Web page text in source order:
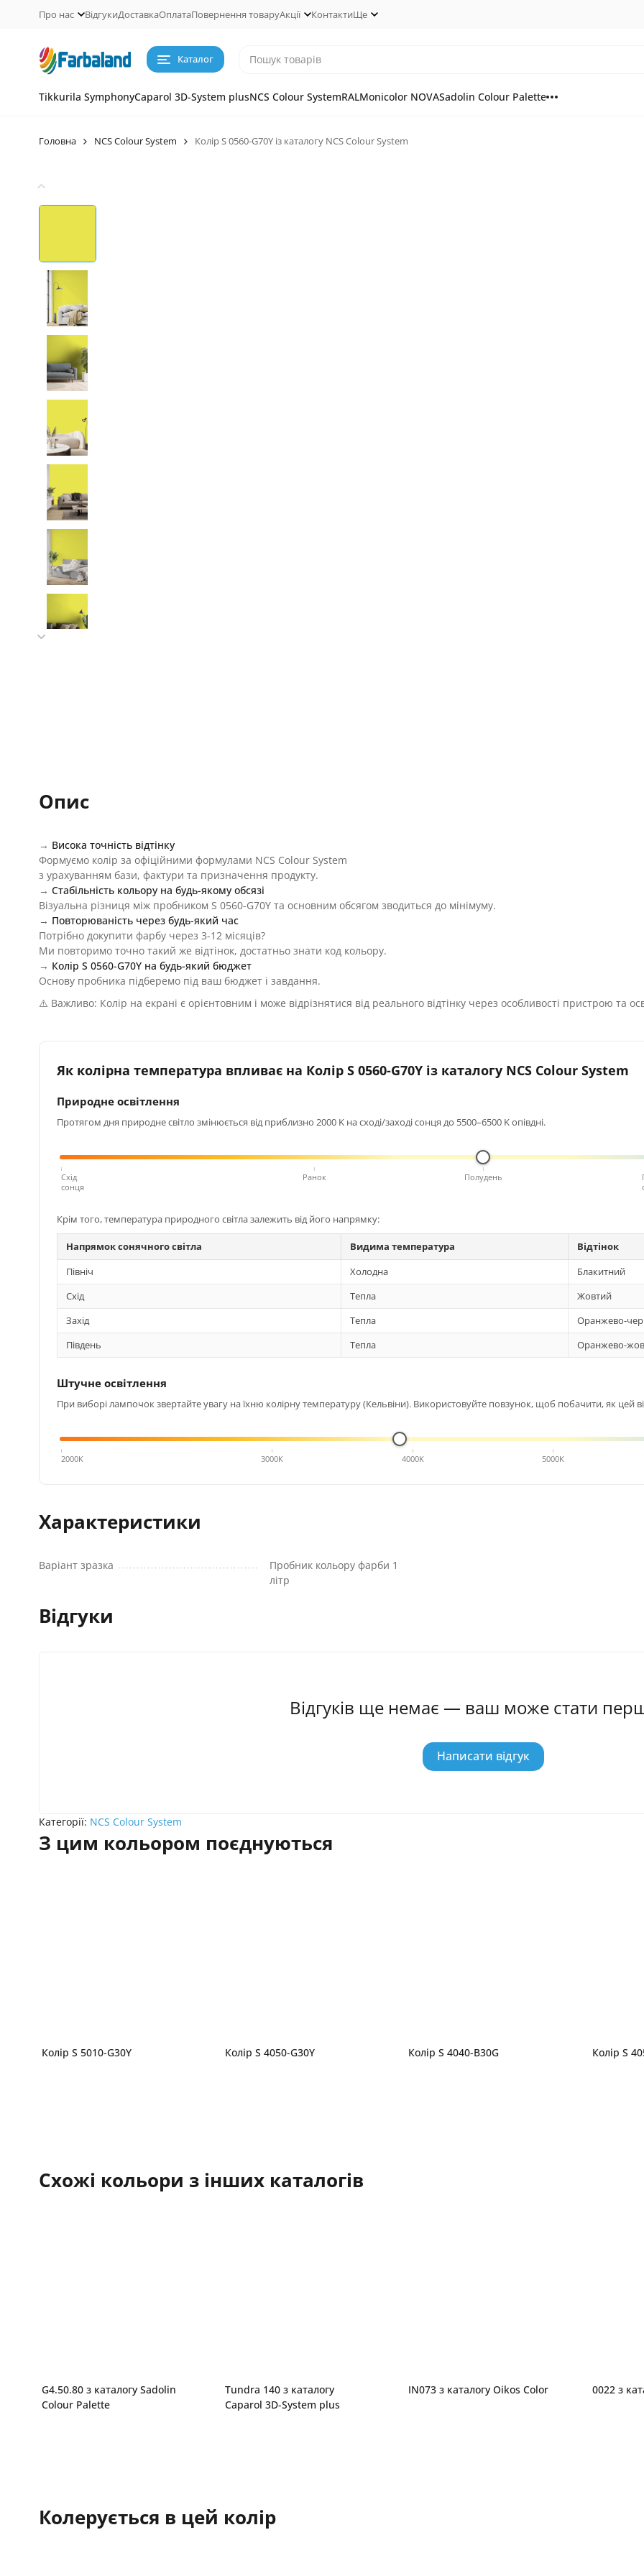
Про нас ВідгукиДоставкаОплатаПовернення товаруАкції КонтактиЩе
Каталог
Tikkurila SymphonyCaparol 3D-System plusNCS Colour SystemRALMonicolor NOVASadolin Colour Palette
Головна NCS Colour System Колір S 0560-G70Y із каталогу NCS Colour System
Опис
→ Висока точність відтінку
Формуємо колір за офіційними формулами NCS Colour System
з урахуванням бази, фактури та призначення продукту.
→ Стабільність кольору на будь-якому обсязі
Візуальна різниця між пробником S 0560-G70Y та основним обсягом зводиться до мінімуму.
→ Повторюваність через будь-який час
Потрібно докупити фарбу через 3-12 місяців?
Ми повторимо точно такий же відтінок, достатньо знати код кольору.
→ Колір S 0560-G70Y на будь-який бюджет
Основу пробника підберемо під ваш бюджет і завдання.
⚠️ Важливо: Колір на екрані є орієнтовним і може відрізнятися від реального відтінку через особливості пристрою та
Як колірна температура впливає на Колір S 0560-G70Y із каталогу NCS Colour System
Природне освітлення
Протягом дня природне світло змінюється від приблизно 2000 K на сході/заході сонця до 5500–6500 K опівдні.
Схід
сонця
Ранок Полудень
Крім того, температура природного світла залежить від його напрямку:
Напрямок сонячного світла Видима температура
Відтінок
Північ
Холодна
Блакитний
Схід
Тепла
Жовтий
Захід
Тепла
Оранжево-
Південь
Тепла Оранжево-
Штучне освітлення
При виборі лампочок звертайте увагу на їхню колірну температуру (Кельвіни). Використовуйте повзунок, щоб побачити, як цей
4000K
2000K 3000K 4000K 5000K
Характеристики
Варіант зразка
Пробник кольору фарби 1
літр
Відгуки
Відгуків ще немає — ваш може стати
Написати відгук
Категорії: NCS Colour System
З цим кольором поєднуються
Колір S 5010-G30Y Колір S 4050-G30Y Колір S 4040-B30G Колір S
Схожі кольори з інших каталогів
G4.50.80 з каталогу Sadolin
Colour Palette
Tundra 140 з каталогу
Caparol 3D-System plus
IN073 з каталогу Oikos Color 0022 з
Колерується в цей колір